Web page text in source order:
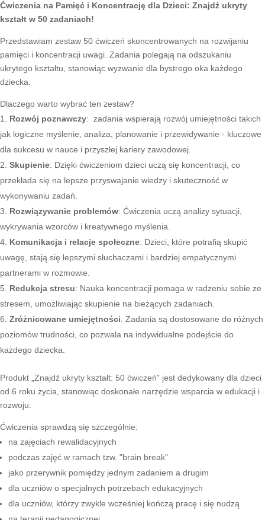
Ćwiczenia na Pamięć i Koncentrację dla Dzieci: Znajdź ukryty
kształt w 50 zadaniach!
Przedstawiam zestaw 50 ćwiczeń skoncentrowanych na rozwijaniu
pamięci i koncentracji uwagi. Zadania polegają na odszukaniu
ukrytego kształtu, stanowiąc wyzwanie dla bystrego oka każdego
dziecka.
Dlaczego warto wybrać ten zestaw?
Rozwój poznawczy: zadania wspierają rozwój umiejętności takich
jak logiczne myślenie, analiza, planowanie i przewidywanie - kluczowe
dla sukcesu w nauce i przyszłej kariery zawodowej.
Skupienie: Dzięki ćwiczeniom dzieci uczą się koncentracji, co
przekłada się na lepsze przyswajanie wiedzy i skuteczność w
wykonywaniu zadań.
Rozwiązywanie problemów: Ćwiczenia uczą analizy sytuacji,
wykrywania wzorców i kreatywnego myślenia.
Komunikacja i relacje społeczne: Dzieci, które potrafią skupić
uwagę, stają się lepszymi słuchaczami i bardziej empatycznymi
partnerami w rozmowie.
Redukcja stresu: Nauka koncentracji pomaga w radzeniu sobie ze
stresem, umożliwiając skupienie na bieżących zadaniach.
Zróżnicowane umiejętności: Zadania są dostosowane do różnych
poziomów trudności, co pozwala na indywidualne podejście do
każdego dziecka.
Produkt „Znajdź ukryty kształt: 50 ćwiczeń” jest dedykowany dla dzieci
od 6 roku życia, stanowiąc doskonałe narzędzie wsparcia w edukacji i
rozwoju.
Ćwiczenia sprawdzą się szczególnie:
na zajęciach rewalidacyjnych
podczas zajęć w ramach tzw. "brain break"
jako przerywnik pomiędzy jednym zadaniem a drugim
dla uczniów o specjalnych potrzebach edukacyjnych
dla uczniów, którzy zwykle wcześniej kończą pracę i się nudzą